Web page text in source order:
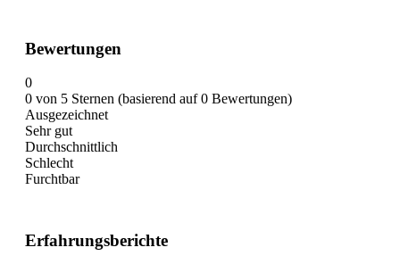
Bewertungen
0
0 von 5 Sternen (basierend auf 0 Bewertungen)
Ausgezeichnet
Sehr gut
Durchschnittlich
Schlecht
Furchtbar
Erfahrungsberichte